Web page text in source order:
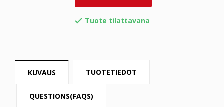
 Tuote tilattavana
KUVAUS TUOTETIEDOT
QUESTIONS(FAQS)